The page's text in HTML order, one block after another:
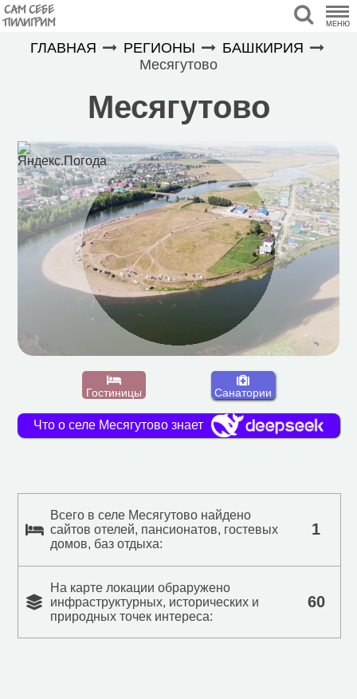
САМ СЕБЕ
ПИЛИГРИМ МЕНЮ
ГЛАВНАЯ РЕГИОНЫ
БАШКИРИЯ
Месягутово
Месягутово
Гостиницы Санатории
Что о селе Месягутово знает
Всего в селе Месягутово найдено
сайтов отелей, пансионатов, гостевых
домов, баз отдыха:
1
На карте локации обраружено
инфраструктурных, исторических и
природных точек интереса:
60